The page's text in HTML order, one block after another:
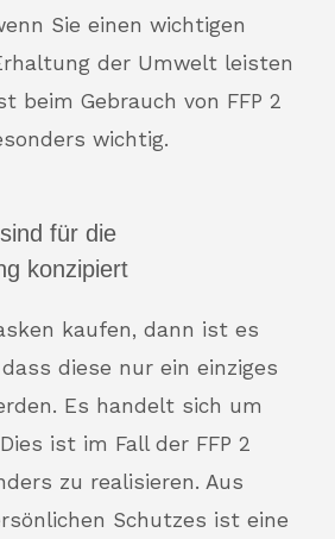
Sie einen wichtigen
der Umwelt leisten
beim Gebrauch von FFP 2
wichtig.
für die
konzipiert
kaufen, dann ist es
diese nur ein einziges
Es handelt sich um
ist im Fall der FFP 2
zu realisieren. Aus
Schutzes ist eine